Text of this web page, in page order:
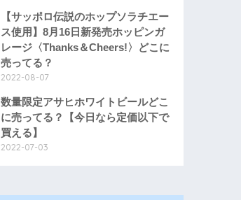
【サッポロ伝説のホップソラチエー
ス使用】8月16日新発売ホッピンガ
レージ〈Thanks＆Cheers!〉どこに
売ってる？
2022-08-07
数量限定アサヒホワイトビールどこ
に売ってる？【今日なら定価以下で
買える】
2022-07-03